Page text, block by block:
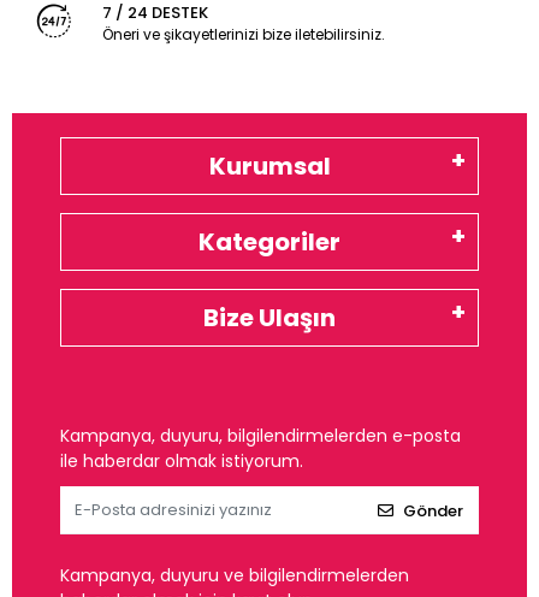
7 / 24 DESTEK
Öneri ve şikayetlerinizi bize iletebilirsiniz.
Kurumsal
Kategoriler
Bize Ulaşın
Kampanya, duyuru, bilgilendirmelerden e-posta
ile haberdar olmak istiyorum.
Gönder
Kampanya, duyuru ve bilgilendirmelerden